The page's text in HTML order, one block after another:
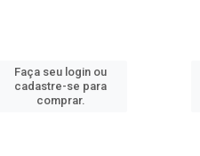
Faça seu login ou
cadastre-se para
comprar.